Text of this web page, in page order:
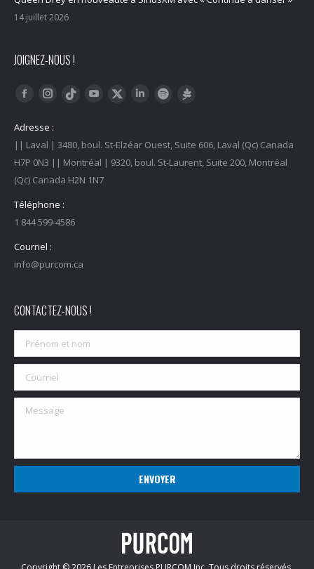
14 juillet 2026
JOIGNEZ-NOUS !
Trouvez nous sur :
FacebookInstagram
Tiktok YouTubeTwitter LinkedInSpotify
Adresse :
|| Laval | 3480, boul. St-Elzéar Ouest, Suite 606, Laval (Qc) Canada
H7P 0N3 || Montréal | 9320, boul. St-Laurent, Suite 200, Montréal
(Qc) Canada H2N 1N7
Téléphone :
1 844 599-4586
Courriel :
info@purcom.ca
CONTACTEZ-NOUS !